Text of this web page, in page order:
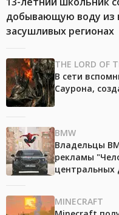
добывающую воду из
засушливых регионах
THE LORD OF
В сети
Саурона,
BMW
Владельцы
рекламы
центральных
MINECRAFT